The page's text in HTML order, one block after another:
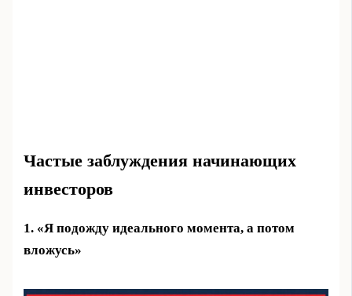
Частые заблуждения начинающих
инвесторов
1. «Я подожду идеального момента, а потом
вложусь»